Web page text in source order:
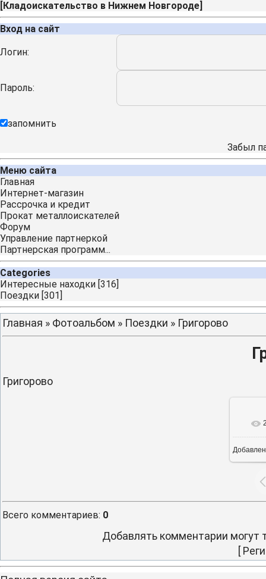
[Кладоискательство в Нижнем Новгороде]
Вход на сайт
Логин:
Пароль:
запомнить
Забыл
Меню сайта
Главная
Интернет-магазин
Рассрочка и кредит
Прокат металлоискателей
Форум
Управление партнеркой
Партнерская программ...
Categories
Интересные находки [316]
Поездки [301]
Главная » Фотоальбом » Поездки » Григорово
Григорово
Всего комментариев: 0
Добавлять комментарии могут
[